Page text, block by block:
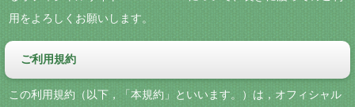
用をよろしくお願いします。
ご利用規約
この利用規約（以下，「本規約」といいます。）は，オフィシャル